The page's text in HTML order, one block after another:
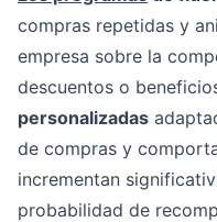
compras repetidas y
empresa sobre la
descuentos o
personalizadas
de compras y
incrementan
probabilidad de